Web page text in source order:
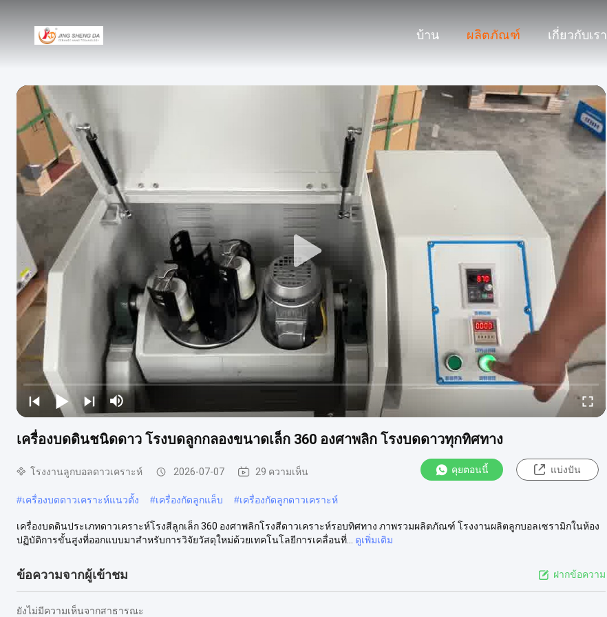
บ้าน ผลิตภัณฑ์ เกี่ยวกับเรา
เครื่องบดดินชนิดดาว โรงบดลูกกลองขนาดเล็ก 360 องศาพลิก โรงบดดาวทุกทิศทาง
โรงงานลูกบอลดาวเคราะห์ 2026-07-07 29 ความเห็น คุยตอนนี้ แบ่งปัน
#เครื่องบดดาวเคราะห์แนวตั้ง #เครื่องกัดลูกแล็บ #เครื่องกัดลูกดาวเคราะห์
เครื่องบดดินประเภทดาวเคราะห์โรงสีลูกเล็ก 360 องศาพลิกโรงสีดาวเคราะห์รอบทิศทาง ภาพรวมผลิตภัณฑ์ โรงงานผลิตลูกบอลเซรามิกในห้อง
ปฏิบัติการขั้นสูงที่ออกแบบมาสำหรับการวิจัยวัสดุใหม่ด้วยเทคโนโลยีการเคลื่อนที่...
ดูเพิ่มเติม
ข้อความจากผู้เข้าชม ฝากข้อความ
ยังไม่มีความเห็นจากสาธารณะ